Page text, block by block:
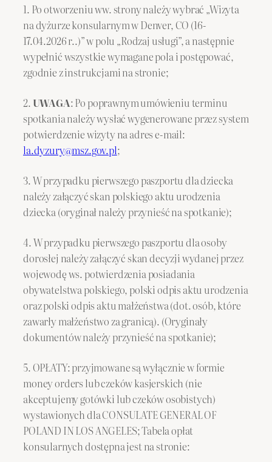
1. Po otworzeniu ww. strony należy wybrać „Wizyta
na dyżurze konsularnym w Denver, CO (16-
17.04.2026 r..)” w polu „Rodzaj usługi”, a następnie
wypełnić wszystkie wymagane pola i postępować,
zgodnie z instrukcjami na stronie;
2. UWAGA: Po poprawnym umówieniu terminu
spotkania należy wysłać wygenerowane przez system
potwierdzenie wizyty na adres e-mail:
la.dyzury@msz.gov.pl;
3. W przypadku pierwszego paszportu dla dziecka
należy załączyć skan polskiego aktu urodzenia
dziecka (oryginał należy przynieść na spotkanie);
4. W przypadku pierwszego paszportu dla osoby
dorosłej należy załączyć skan decyzji wydanej przez
wojewodę ws. potwierdzenia posiadania
obywatelstwa polskiego, polski odpis aktu urodzenia
oraz polski odpis aktu małżeństwa (dot. osób, które
zawarły małżeństwo za granicą). (Oryginały
dokumentów należy przynieść na spotkanie);
5. OPŁATY: przyjmowane są wyłącznie w formie
money orders lub czeków kasjerskich (nie
akceptujemy gotówki lub czeków osobistych)
wystawionych dla CONSULATE GENERAL OF
POLAND IN LOS ANGELES; Tabela opłat
konsularnych dostępna jest na stronie: